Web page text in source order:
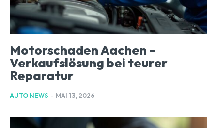
Motorschaden Aachen –
Verkaufslösung bei teurer
Reparatur
AUTO NEWS - MAI 13, 2026